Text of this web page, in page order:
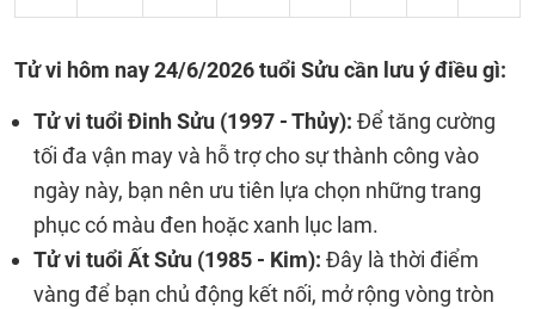
Tử vi hôm nay 24/6/2026 tuổi Sửu cần lưu ý điều gì:
Tử vi tuổi Đinh Sửu (1997 - Thủy): Để tăng cường
tối đa vận may và hỗ trợ cho sự thành công vào
ngày này, bạn nên ưu tiên lựa chọn những trang
phục có màu đen hoặc xanh lục lam.
Tử vi tuổi Ất Sửu (1985 - Kim): Đây là thời điểm
vàng để bạn chủ động kết nối, mở rộng vòng tròn